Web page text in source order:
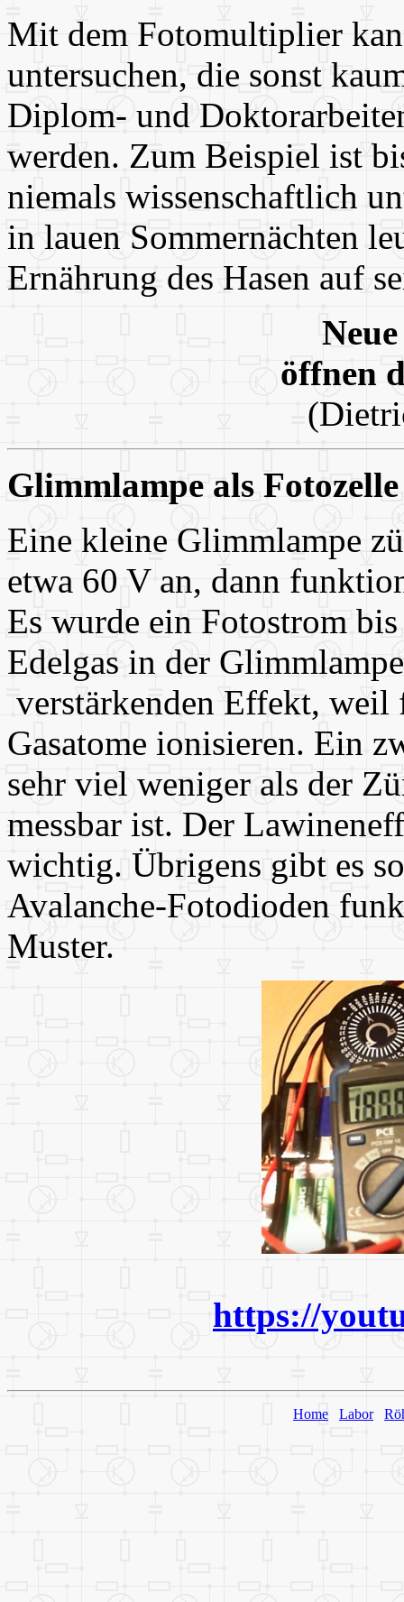
Mit dem Fotomultiplier
untersuchen, die sonst
Diplom- und
werden. Zum Beispiel ist
niemals wissenschaftlich
in lauen Sommernächten
Ernährung des Hasen auf
öffnen
Glimmlampe als Fotozelle
Eine kleine Glimmlampe
etwa 60 V an, dann
Es wurde ein Fotostrom
Edelgas in der
verstärkenden Effekt, weil
Gasatome ionisieren. Ein
sehr viel weniger als der
messbar ist. Der
wichtig. Übrigens gibt es
Avalanche-Fotodioden
Muster.
https://
Home Labor